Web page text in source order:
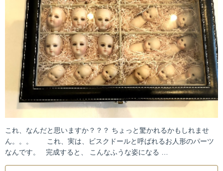
これ、なんだと思いますか？？？ ちょっと驚かれるかもしれませ
ん。。。 これ、実は、ビスクドールと呼ばれるお人形のパーツ
なんです。 完成すると、 こんなふうな姿になる …